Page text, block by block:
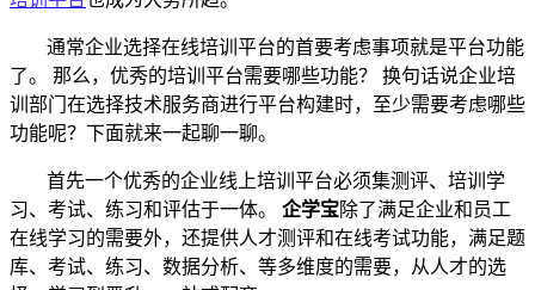
通常企业选择在线培训平台的首要考虑事项就是平台功能
了。 那么，优秀的培训平台需要哪些功能？
换句话说企业培
训部门在选择技术服务商进行平台构建时，至少需要考虑哪些
功能呢？下面就来一起聊一聊。
首先一个优秀的企业线上培训平台必须集测评、培训学
习、考试、练习和评估于一体。
企学宝除了满足企业和员工
在线学习的需要外，还提供人才测评和在线考试功能，满足题
库、考试、练习、数据分析、等多维度的需要，从人才的选